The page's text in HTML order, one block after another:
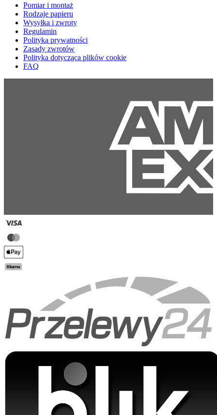
Pomiar i montaż
Rodzaje papieru
Wysyłka i zwroty
Regulamin
Polityka prywatności
Zasady zwrotów
Polityka dotycząca plików cookie
FAQ